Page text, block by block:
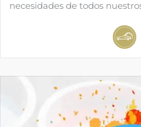
necesidades de todos